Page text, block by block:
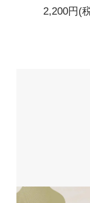
2,200円(